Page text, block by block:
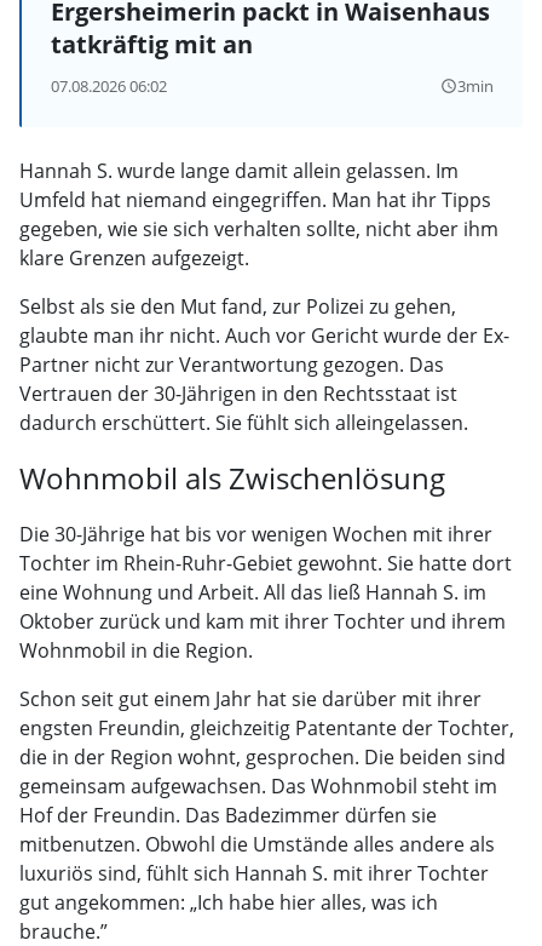
Ergersheimerin packt in Waisenhaus
tatkräftig mit an
07.08.2026 06:02 query_builder3min
Hannah S. wurde lange damit allein gelassen. Im
Umfeld hat niemand eingegriffen. Man hat ihr Tipps
gegeben, wie sie sich verhalten sollte, nicht aber ihm
klare Grenzen aufgezeigt.
Selbst als sie den Mut fand, zur Polizei zu gehen,
glaubte man ihr nicht. Auch vor Gericht wurde der Ex-
Partner nicht zur Verantwortung gezogen. Das
Vertrauen der 30-Jährigen in den Rechtsstaat ist
dadurch erschüttert. Sie fühlt sich alleingelassen.
Wohnmobil als Zwischenlösung
Die 30-Jährige hat bis vor wenigen Wochen mit ihrer
Tochter im Rhein-Ruhr-Gebiet gewohnt. Sie hatte dort
eine Wohnung und Arbeit. All das ließ Hannah S. im
Oktober zurück und kam mit ihrer Tochter und ihrem
Wohnmobil in die Region.
Schon seit gut einem Jahr hat sie darüber mit ihrer
engsten Freundin, gleichzeitig Patentante der Tochter,
die in der Region wohnt, gesprochen. Die beiden sind
gemeinsam aufgewachsen. Das Wohnmobil steht im
Hof der Freundin. Das Badezimmer dürfen sie
mitbenutzen. Obwohl die Umstände alles andere als
luxuriös sind, fühlt sich Hannah S. mit ihrer Tochter
gut angekommen: „Ich habe hier alles, was ich
brauche.”